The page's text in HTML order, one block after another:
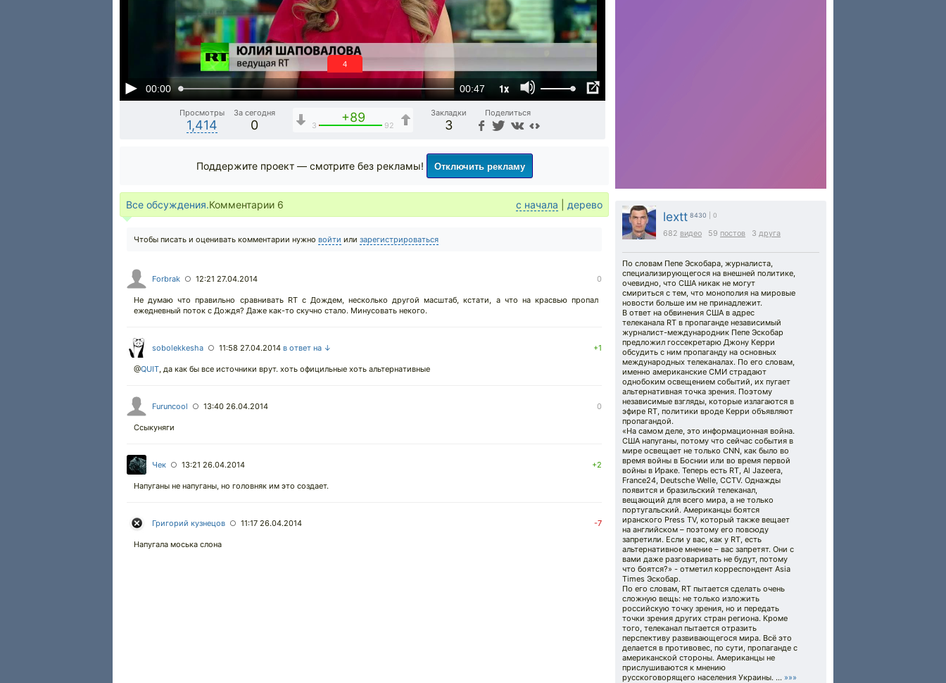
00:00 00:47 1x
3
Просмотры
1,414
За сегодня
0
+89
3 92
Закладки
3
Поделиться
lextt 8430 | 0
682 видео 59 постов 3 друга
По словам Пепе Эскобара, журналиста,
специализирующегося на внешней политике,
очевидно, что США никак не могут
смириться с тем, что монополия на мировые
новости больше им не принадлежит.
В ответ на обвинения США в адрес
телеканала RT в пропаганде независимый
журналист-международник Пепе Эскобар
предложил госсекретарю Джону Керри
обсудить с ним пропаганду на основных
международных телеканалах. По его словам,
именно американские СМИ страдают
однобоким освещением событий, их пугает
альтернативная точка зрения. Поэтому
независимые взгляды, которые излагаются в
эфире RТ, политики вроде Керри объявляют
пропагандой.
«На самом деле, это информационная война.
США напуганы, потому что сейчас события в
мире освещает не только CNN, как было во
время войны в Боснии или во время первой
войны в Ираке. Теперь есть RT, Al Jazeera,
France24, Deutsche Welle, CCTV. Однажды
появится и бразильский телеканал,
вещающий для всего мира, а не только
португальский. Американцы боятся
иранского Press TV, который также вещает
на английском – поэтому его повсюду
запретили. Если у вас, как у RT, есть
альтернативное мнение – вас запретят. Они с
вами даже разговаривать не будут, потому
что боятся?» - отметил корреспондент Asia
Times Эскобар.
По его словам, RT пытается сделать очень
сложную вещь: не только изложить
российскую точку зрения, но и передать
точки зрения других стран региона. Кроме
того, телеканал пытается отразить
перспективу развивающегося мира. Всё это
делается в противовес, по сути, пропаганде с
американской стороны. Американцы не
прислушиваются к мнению
русскоговорящего населения Украины. ... »»»
Поддержите проект — смотрите без рекламы! Отключить рекламу
Все обсуждения.Комментарии 6 с начала дерево
Чтобы писать и оценивать комментарии нужно войти или зарегистрироваться
Forbrak ○ 12:21 27.04.2014 0
Не думаю что правильно сравнивать RT с Дождем, несколько другой масштаб, кстати, а что на красвью пропал
ежедневный поток с Дождя? Даже как-то скучно стало. Минусовать некого.
sobolekkesha ○ 11:58 27.04.2014 в ответ на ↓ +1
@QUIT, да как бы все источники врут. хоть официльные хоть альтернативные
Furuncool ○ 13:40 26.04.2014 0
Ссыкуняги
Чек ○ 13:21 26.04.2014 +2
Напуганы не напуганы, но головняк им это создает.
Григорий кузнецов ○ 11:17 26.04.2014 -7
Напугала моська слона